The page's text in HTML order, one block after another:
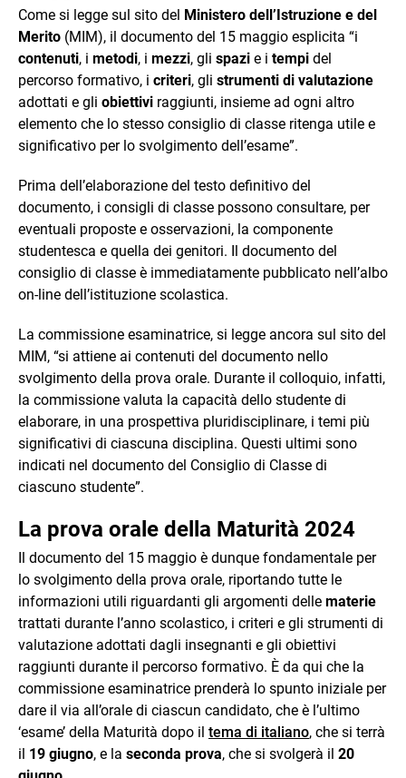
Come si legge sul sito del Ministero dell’Istruzione e del
Merito (MIM), il documento del 15 maggio esplicita “i
contenuti, i metodi, i mezzi, gli spazi e i tempi del
percorso formativo, i criteri, gli strumenti di valutazione
adottati e gli obiettivi raggiunti, insieme ad ogni altro
elemento che lo stesso consiglio di classe ritenga utile e
significativo per lo svolgimento dell’esame”.
Prima dell’elaborazione del testo definitivo del
documento, i consigli di classe possono consultare, per
eventuali proposte e osservazioni, la componente
studentesca e quella dei genitori. Il documento del
consiglio di classe è immediatamente pubblicato nell’albo
on-line dell’istituzione scolastica.
La commissione esaminatrice, si legge ancora sul sito del
MIM, “si attiene ai contenuti del documento nello
svolgimento della prova orale. Durante il colloquio, infatti,
la commissione valuta la capacità dello studente di
elaborare, in una prospettiva pluridisciplinare, i temi più
significativi di ciascuna disciplina. Questi ultimi sono
indicati nel documento del Consiglio di Classe di
ciascuno studente”.
La prova orale della Maturità 2024
Il documento del 15 maggio è dunque fondamentale per
lo svolgimento della prova orale, riportando tutte le
informazioni utili riguardanti gli argomenti delle materie
trattati durante l’anno scolastico, i criteri e gli strumenti di
valutazione adottati dagli insegnanti e gli obiettivi
raggiunti durante il percorso formativo. È da qui che la
commissione esaminatrice prenderà lo spunto iniziale per
dare il via all’orale di ciascun candidato, che è l’ultimo
‘esame’ della Maturità dopo il tema di italiano, che si terrà
il 19 giugno, e la seconda prova, che si svolgerà il 20